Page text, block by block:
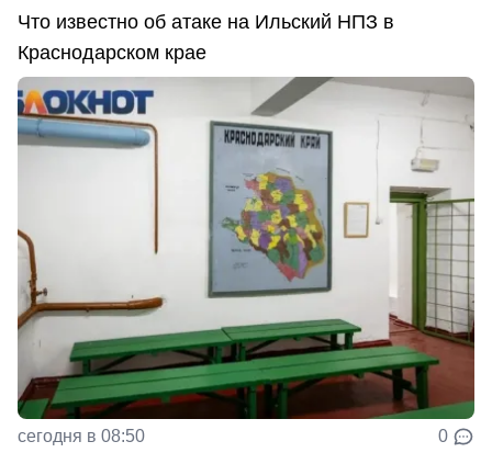
Что известно об атаке на Ильский НПЗ в
Краснодарском крае
сегодня в 08:50 0